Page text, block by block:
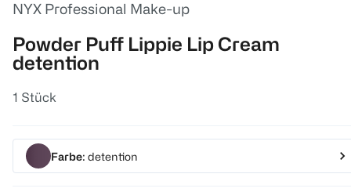
NYX Professional Make-up
Powder Puff Lippie Lip Cream
detention
1 Stück
Farbe: detention